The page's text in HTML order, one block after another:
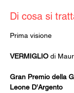
Di cosa si
Prima visione
VERMIGLIO di
Gran Premio della
Leone D'Argento